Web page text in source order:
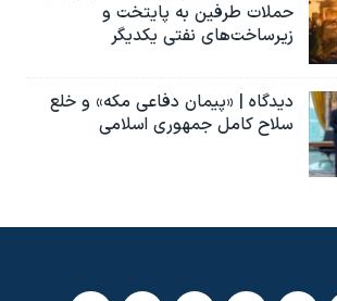
حملات طرفین به پایتخت‌ و
زیرساخت‌های نفتی یکدیگر
دیدگاه | «پیمان دفاعی مکه» و خلع
سلاح کامل جمهوری اسلامی